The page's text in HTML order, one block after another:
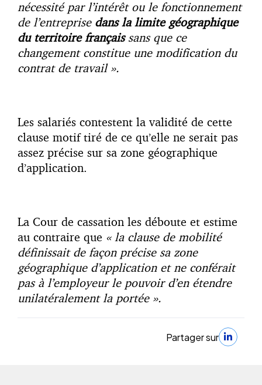
nécessité par l’intérêt ou le fonctionnement
de l’entreprise dans la limite géographique
du territoire français sans que ce
changement constitue une modification du
contrat de travail ».
Les salariés contestent la validité de cette
clause motif tiré de ce qu’elle ne serait pas
assez précise sur sa zone géographique
d’application.
La Cour de cassation les déboute et estime
au contraire que « la clause de mobilité
définissait de façon précise sa zone
géographique d’application et ne conférait
pas à l’employeur le pouvoir d’en étendre
unilatéralement la portée ».
Partager sur